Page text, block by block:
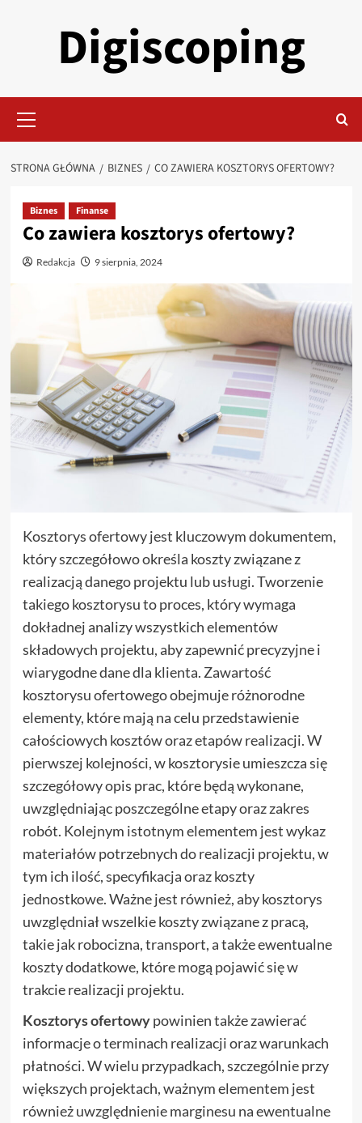
Digiscoping
główne
STRONA GŁÓWNA BIZNES CO ZAWIERA KOSZTORYS OFERTOWY?
Biznes Finanse
Co zawiera kosztorys ofertowy?
Redakcja 9 sierpnia, 2024
Kosztorys ofertowy jest kluczowym dokumentem,
który szczegółowo określa koszty związane z
realizacją danego projektu lub usługi. Tworzenie
takiego kosztorysu to proces, który wymaga
dokładnej analizy wszystkich elementów
składowych projektu, aby zapewnić precyzyjne i
wiarygodne dane dla klienta. Zawartość
kosztorysu ofertowego obejmuje różnorodne
elementy, które mają na celu przedstawienie
całościowych kosztów oraz etapów realizacji. W
pierwszej kolejności, w kosztorysie umieszcza się
szczegółowy opis prac, które będą wykonane,
uwzględniając poszczególne etapy oraz zakres
robót. Kolejnym istotnym elementem jest wykaz
materiałów potrzebnych do realizacji projektu, w
tym ich ilość, specyfikacja oraz koszty
jednostkowe. Ważne jest również, aby kosztorys
uwzględniał wszelkie koszty związane z pracą,
takie jak robocizna, transport, a także ewentualne
koszty dodatkowe, które mogą pojawić się w
trakcie realizacji projektu.
Kosztorys ofertowypowinien także zawierać
informacje o terminach realizacji oraz warunkach
płatności. W wielu przypadkach, szczególnie przy
większych projektach, ważnym elementem jest
również uwzględnienie marginesu na ewentualne